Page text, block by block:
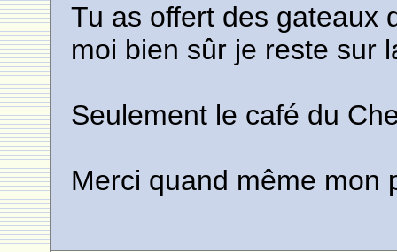
Tu as offert des gateaux
moi bien sûr je reste sur
Seulement le café du
Merci quand même mon